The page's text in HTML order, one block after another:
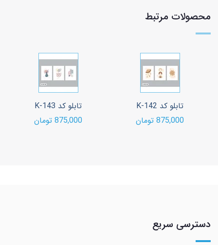
محصولات مرتبط
تابلو کد K-142
875,000 تومان
تابلو کد K-143
875,000 تومان
دسترسی سریع